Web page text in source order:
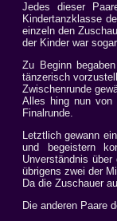
Jedes dieser
Kindertanzklasse
einzeln den
der Kinder war
Zu Beginn
tänzerisch
Zwischenrunde
Alles hing nun von
Finalrunde.
Letztlich gewann
und begeistern
Unverständnis
übrigens zwei der
Da die Zuschauer
Die anderen Paare